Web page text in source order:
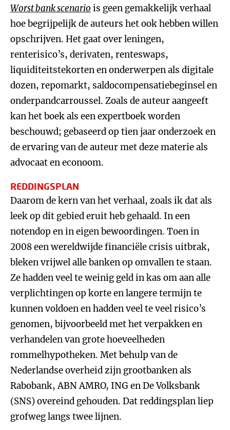
Worst bank scenario is geen gemakkelijk verhaal
hoe begrijpelijk de auteurs het ook hebben willen
opschrijven. Het gaat over leningen,
renterisico’s, derivaten, renteswaps,
liquiditeitstekorten en onderwerpen als digitale
dozen, repomarkt, saldocompensatiebeginsel en
onderpandcarroussel. Zoals de auteur aangeeft
kan het boek als een expertboek worden
beschouwd; gebaseerd op tien jaar onderzoek en
de ervaring van de auteur met deze materie als
advocaat en econoom.
REDDINGSPLAN
Daarom de kern van het verhaal, zoals ik dat als
leek op dit gebied eruit heb gehaald. In een
notendop en in eigen bewoordingen. Toen in
2008 een wereldwijde financiële crisis uitbrak,
bleken vrijwel alle banken op omvallen te staan.
Ze hadden veel te weinig geld in kas om aan alle
verplichtingen op korte en langere termijn te
kunnen voldoen en hadden veel te veel risico’s
genomen, bijvoorbeeld met het verpakken en
verhandelen van grote hoeveelheden
rommelhypotheken. Met behulp van de
Nederlandse overheid zijn grootbanken als
Rabobank, ABN AMRO, ING en De Volksbank
(SNS) overeind gehouden. Dat reddingsplan liep
grofweg langs twee lijnen.